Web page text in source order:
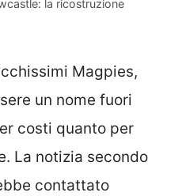
la ricostruzione
Magpies,
un nome fuori
costi quanto per
La notizia secondo
contattato